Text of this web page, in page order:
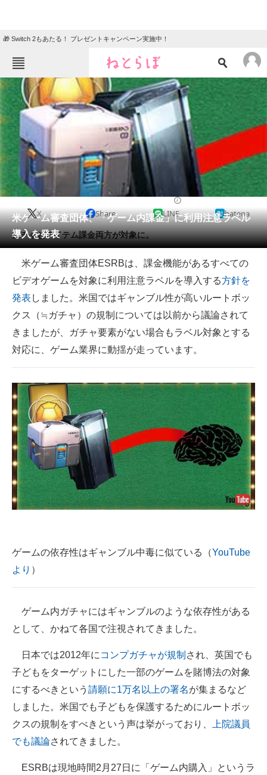
🎁 Switch 2もあたる！ プレゼントキャンペーン実施中！
ねとらぼメニュー
TOP ニュース
エンタメ クイズ
グルメ 地域
住まい 教育・育児
会員記事
メディア
注目記事を集めた総合ページ
ITの今と未来を見通す
スマホと通信の最新トレンド
進化するPCとデバイスの未来
好きが集まる 比べて選べる
ビジネスと働き方のヒント
AI活用のいまが分かる
企業ITのトレンドを詳説
経営リーダーのコミュニティ
マーケ×ITの今がよく分かる
企業向けIT製品の総合サイト
IT製品の技術・比較・事例
モノづくり技術者専門サイト
エレクトロニクス専門サイト
電子設計の基本と応用
エネルギーの専門メディア
建設×テクノロジーの最前線
米ゲーム審査団体、「ゲーム内課金」に利用注意ラベル
導入を発表
X Share LINE hatena
ガチャとアイテム課金両方が対象に。
米ゲーム審査団体ESRBは、課金機能があるすべての
ビデオゲームを対象に利用注意ラベルを導入する方針を
発表 しました。米国ではギャンブル性が高いルートボッ
クス（≒ガチャ）の規制については以前から議論されて
きましたが、ガチャ要素がない場合もラベル対象とする
対応に、ゲーム業界に動揺が走っています。
ゲームの依存性はギャンブル中毒に似ている（YouTube
より ）
ゲーム内ガチャにはギャンブルのような依存性がある
として、かねて各国で注視されてきました。
日本では2012年に コンプガチャが規制 され、英国でも
子どもをターゲットにした一部のゲームを賭博法の対象
にするべきという 請願に1万名以上の署名が集まるなど
しました。米国でも子どもを保護するためにルートボッ
クスの規制をすべきという声は挙がっており、
上院議員
でも議論されてきました。
ESRBは現地時間2月27日に「ゲーム内購入」というラ